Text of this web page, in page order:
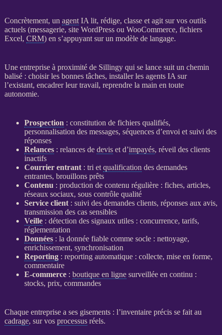
Concrètement, un agent IA lit, rédige, classe et agit sur vos outils
actuels (messagerie, site WordPressou WooCommerce, fichiers
Excel, CRM) en s’appuyant sur un modèle de langage.
Une entreprise à proximité de Sillingy qui se lance suit un chemin
balisé : choisir les bonnes tâches, installer les agents IA sur
l’existant, encadrer leur travail, reprendre la main en toute
autonomie.
Prospection : constitution de fichiers qualifiés,
personnalisation des messages, séquences d’envoi et suivi des
réponses
Relances: relancesde deviset d’impayés, réveil des clients
inactifs
Courrier entrant: tri et qualification des demandes
entrantes, brouillons prêts
Contenu : production de contenu régulière : fiches, articles,
réseaux sociaux, sous contrôle qualité
Service client: suivi des demandes clients, réponses aux avis,
transmission des cas sensibles
Veille: détection des signaux utiles : concurrence, tarifs,
réglementation
Données: la donnéefiable comme socle : nettoyage,
enrichissement, synchronisation
Reporting: reportingautomatique : collecte, mise en forme,
commentaire
E-commerce: boutique en lignesurveillée en continu :
stocks, prix, commandes
Chaque entreprise a ses gisements : l’inventaire précis se fait au
cadrage, sur vos processusréels.